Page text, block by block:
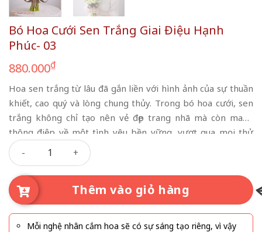
Bó Hoa Cưới Sen Trắng Giai Điệu Hạnh
Phúc- 03
880.000₫
Hoa sen trắng từ lâu đã gắn liền với hình ảnh của sự thuần
khiết, cao quý và lòng chung thủy. Trong bó hoa cưới, sen
trắng không chỉ tạo nên vẻ đẹp trang nhã mà còn mang
thông điệp về một tình yêu bền vững, vượt qua mọi thử
thách để hướng đến hạnh phúc trọn vẹn. Khi được kết hợp
cùng hoa baby trắng và các loại lá xanh nhẹ, tổng thể bó hoa
trở nên mềm mại, tinh tế và giàu tính thẩm mỹ.
Bó Hoa Cưới Sen Trắng Giai Điệu Hạnh Phúc- 03 số lượng
Thêm vào giỏ hàng
Mỗi nghệ nhân cắm hoa sẽ có sự sáng tạo riêng, vì vậy